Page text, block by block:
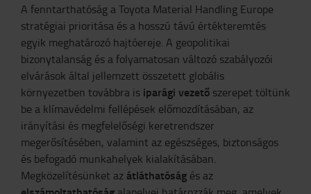
A fenntarthatóság a Toyota Material Handling Europe
stratégiai prioritása és a hosszú távú értékteremtés
egyik meghatározó hajtóereje. A geopolitikai
bizonytalanság és a folyamatosan változó szabályozói
elvárások által jellemzett összetett globális
környezetben továbbra is iparági vezető szerepet töltünk
be a klímavédelmi fellépések előmozdításában, az
irányítási és megfelelőségi keretrendszer
megerősítésében, valamint az egészséges, biztonságos
és befogadó munkahelyek kialakításában.
Megközelítésünket az átláthatóság és az